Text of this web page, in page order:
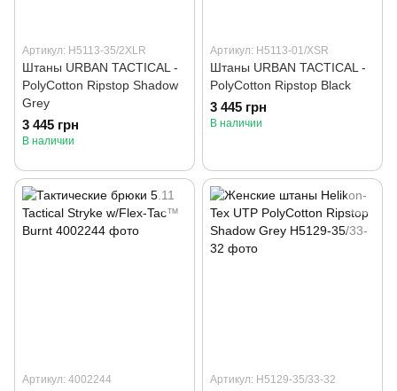
Артикул: H5113-35/2XLR
Штаны URBAN TACTICAL -
PolyCotton Ripstop Shadow
Grey
3 445 грн
В наличии
Артикул: H5113-01/XSR
Штаны URBAN TACTICAL -
PolyCotton Ripstop Black
3 445 грн
В наличии
Артикул: 4002244 Артикул: H5129-35/33-32